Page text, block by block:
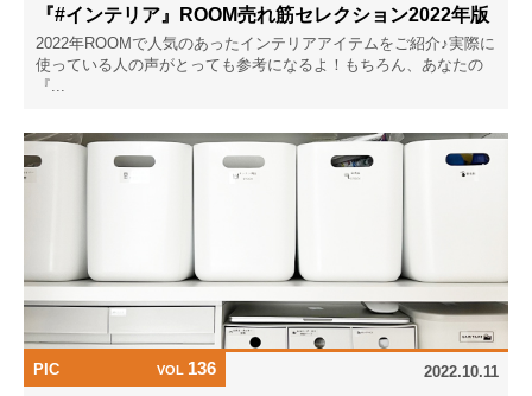
『#インテリア』ROOM売れ筋セレクション2022年版
2022年ROOMで人気のあったインテリアアイテムをご紹介♪実際に
使っている人の声がとっても参考になるよ！もちろん、あなたの
『...
PIC VOL 136 2022.10.11